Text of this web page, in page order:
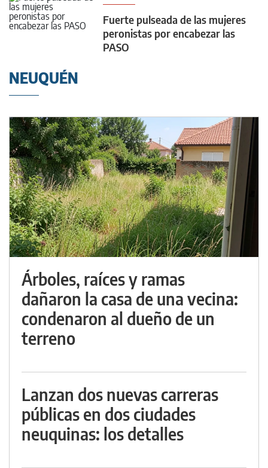
Fuerte pulseada de las mujeres
peronistas por encabezar las
PASO
NEUQUÉN
Árboles, raíces y ramas
dañaron la casa de una vecina:
condenaron al dueño de un
terreno
Lanzan dos nuevas carreras
públicas en dos ciudades
neuquinas: los detalles